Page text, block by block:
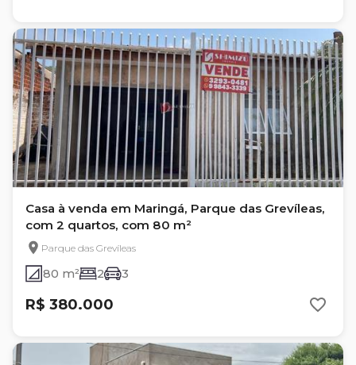
Casa à venda em Maringá, Parque das Grevíleas,
com 2 quartos, com 80 m²
Parque das Grevíleas
80 m² 2 3
R$ 380.000